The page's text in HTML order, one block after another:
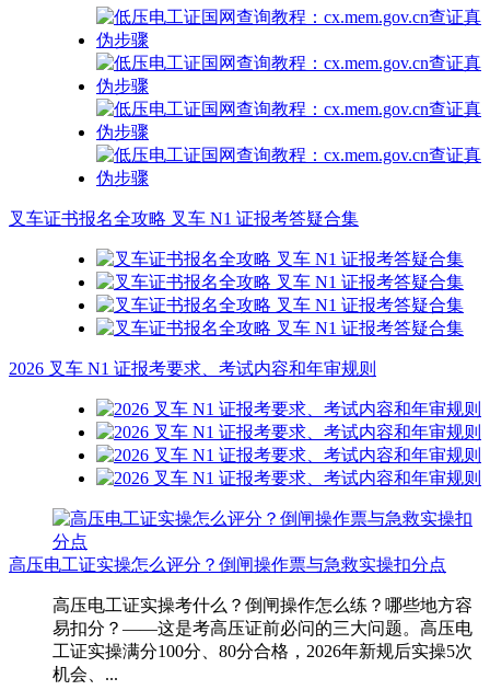
叉车证书报名全攻略 叉车 N1 证报考答疑合集
2026 叉车 N1 证报考要求、考试内容和年审规则
高压电工证实操怎么评分？倒闸操作票与急救实操扣分点
高压电工证实操考什么？倒闸操作怎么练？哪些地方容
易扣分？——这是考高压证前必问的三大问题。高压电
工证实操满分100分、80分合格，2026年新规后实操5次
机会、...